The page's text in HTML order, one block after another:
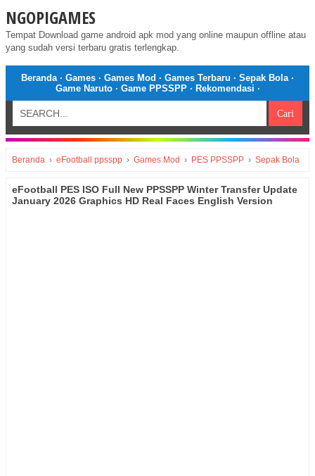
NGOPIGAMES
Tempat Download game android apk mod yang online maupun offline atau
yang sudah versi terbaru gratis terlengkap.
Beranda· Games · Games Mod · Games Terbaru · Sepak Bola·
Game Naruto· Game PPSSPP· Rekomendasi ·
Beranda › eFootball ppsspp › Games Mod › PES PPSSPP › Sepak Bola
eFootball PES ISO Full New PPSSPP Winter Transfer Update
January 2026 Graphics HD Real Faces English Version